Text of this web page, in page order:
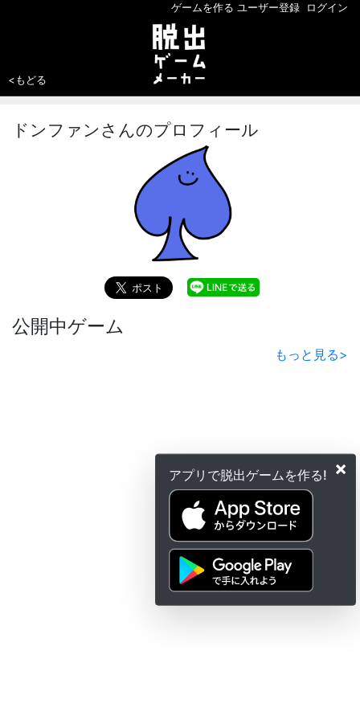
×
アプリで脱出ゲームを作る!
ゲームを作る ユーザー登録 ログイン
<もどる
ドンファンさんのプロフィール
公開中ゲーム
もっと見る>